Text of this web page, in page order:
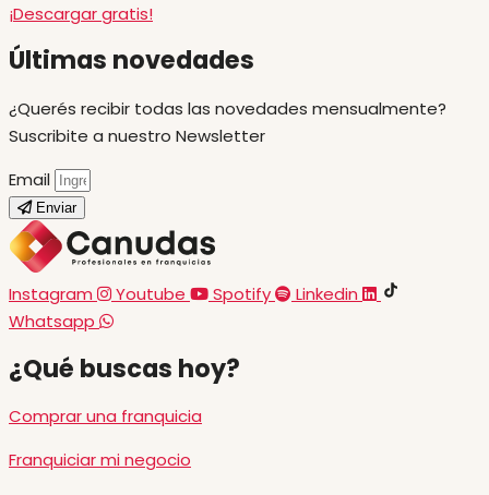
¡Descargar gratis!
Últimas novedades
¿Querés recibir todas las novedades mensualmente?
Suscribite a nuestro Newsletter
Email
Enviar
Instagram Youtube Spotify
Linkedin
Whatsapp
¿Qué buscas hoy?
Comprar una franquicia
Franquiciar mi negocio